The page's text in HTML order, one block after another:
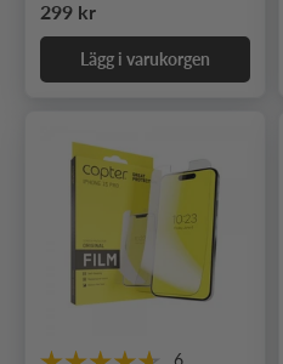
Ordinarie pris
299 kr
Lägg i varukorgen
6